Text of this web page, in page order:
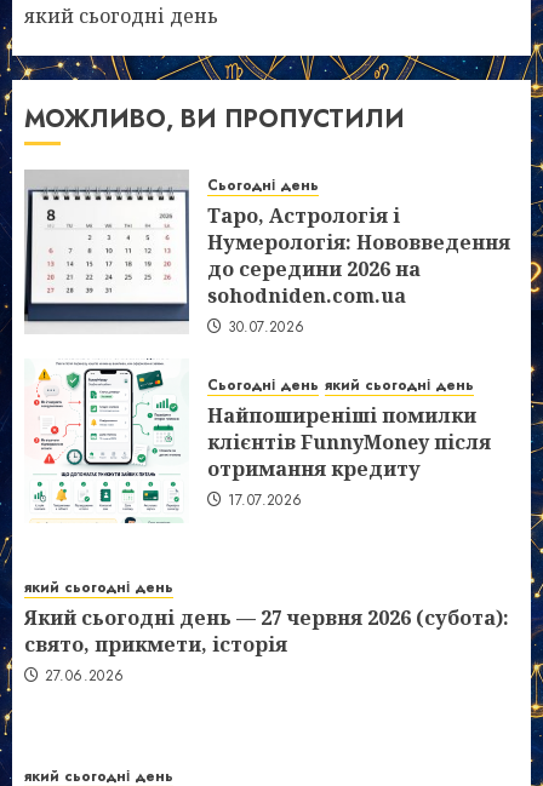
який сьогодні день
МОЖЛИВО, ВИ ПРОПУСТИЛИ
Сьогодні день
Таро, Астрологія і
Нумерологія: Нововведення
до середини 2026 на
sohodniden.com.ua
30.07.2026
Сьогодні день який сьогодні день
Найпоширеніші помилки
клієнтів FunnyMoney після
отримання кредиту
17.07.2026
який сьогодні день
Який сьогодні день — 27 червня 2026 (субота):
свято, прикмети, історія
27.06.2026
який сьогодні день